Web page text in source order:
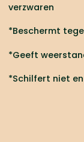
verzwaren
*Beschermt
*Geeft
*Schilfert niet